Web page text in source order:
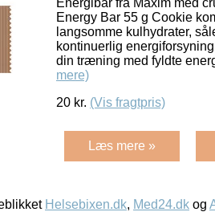
Energy Bar 55 g Cookie
langsomme kulhydrater,
kontinuerlig
din træning med fyldte
mere)
20 kr. (Vis fragtpris)
Læs mere »
Helsebixen.dk, Med24.dk og